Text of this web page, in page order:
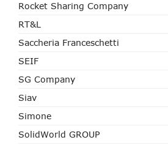
Rocket Sharing Company
RT&L
Saccheria Franceschetti
SEIF
SG Company
Siav
Simone
SolidWorld GROUP